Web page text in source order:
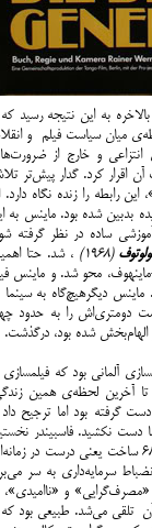
به این نتیجه رسید که
میان سیاست فیلم و
انتزاعی و خارج از
اقرار کرد. گدار پیش‌تر
رابطه را زنده نگاه دارد.
بدبین شده بود. ماینس به
ساده‌ در نظر گرفته
(1968)
، شد. حتا
محو شد. و ماینس
دیگرهیچ‌گاه به سینما
وزن قامت دومتری‌اش را به حدود
شده بود، درگذشت.
آلمانی بود که فیلمسازی
آخرین لحظه‌ی همین
گرفته بود اما ترجیح داد
دست نکشید. فاسبیندر
فیلم بلندش را دو سال بعد از مرگ چه‌گوارا و یک سال پس از می 68 ساخت یعنی درست در
سرمایه‌داری به سر
«مصرف‌گرایی» و «ناامیدی»،
تلقی می‌شد. طبیعی بود که